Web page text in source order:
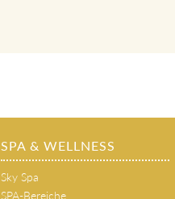
SPA & WELLNESS
Sky Spa
SPA-Bereiche